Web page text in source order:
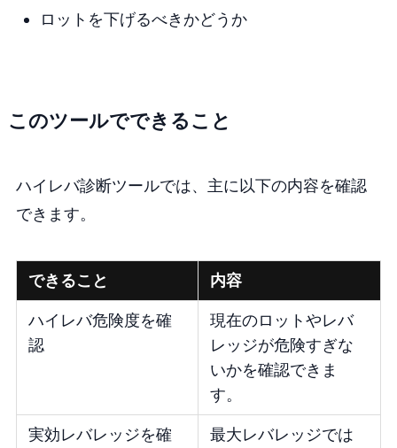
ロットを下げるべきかどうか
このツールでできること
ハイレバ診断ツールでは、主に以下の内容を確認
できます。
できること 内容
ハイレバ危険度を確
認
現在のロットやレバ
レッジが危険すぎな
いかを確認できま
す。
実効レバレッジを確
最大レバレッジでは